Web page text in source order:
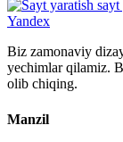
Biz zamonaviy
yechimlar qilamiz.
olib chiqing.
Manzil